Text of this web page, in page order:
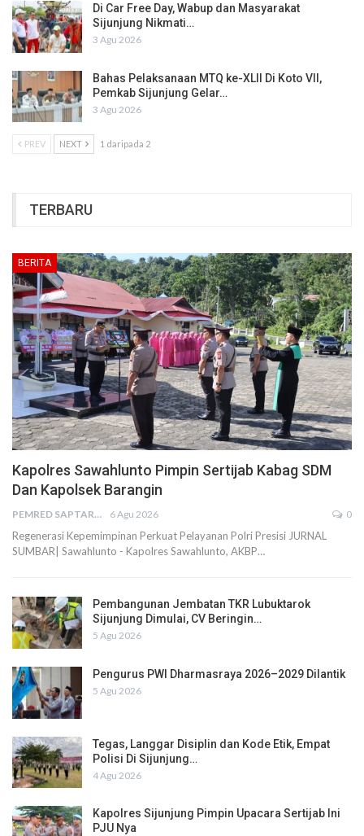
Di Car Free Day, Wabup dan Masyarakat
Sijunjung Nikmati…
3 Agu 2026
Bahas Pelaksanaan MTQ ke-XLII Di Koto VII,
Pemkab Sijunjung Gelar…
3 Agu 2026
PREV NEXT 1 daripada 2
TERBARU
BERITA
Kapolres Sawahlunto Pimpin Sertijab Kabag SDM
Dan Kapolsek Barangin
PEMRED SAPTARIUS 6 Agu 2026 0
Regenerasi Kepemimpinan Perkuat Pelayanan Polri Presisi JURNAL
SUMBAR| Sawahlunto - Kapolres Sawahlunto, AKBP…
Pembangunan Jembatan TKR Lubuktarok
Sijunjung Dimulai, CV Beringin…
5 Agu 2026
Pengurus PWI Dharmasraya 2026–2029 Dilantik
5 Agu 2026
Tegas, Langgar Disiplin dan Kode Etik, Empat
Polisi Di Sijunjung…
4 Agu 2026
Kapolres Sijunjung Pimpin Upacara Sertijab Ini
PJU Nya